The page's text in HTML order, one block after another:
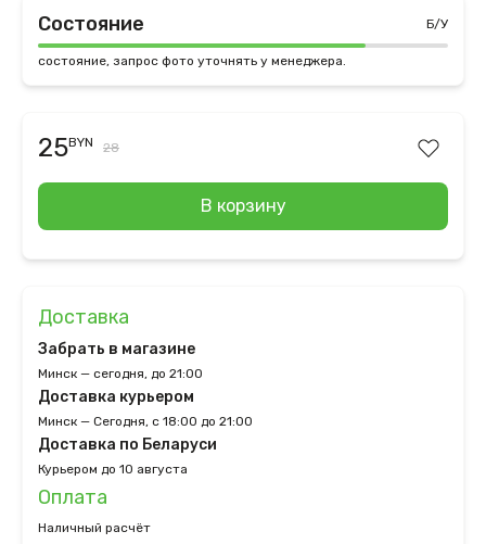
Состояние Б/У
состояние, запрос фото уточнять у менеджера.
25BYN 28
В корзину
Доставка
Забрать в магазине
Минск — сегодня, до 21:00
Доставка курьером
Минск — Сегодня, с 18:00 до 21:00
Доставка по Беларуси
Курьером до 10 августа
Оплата
Наличный расчёт